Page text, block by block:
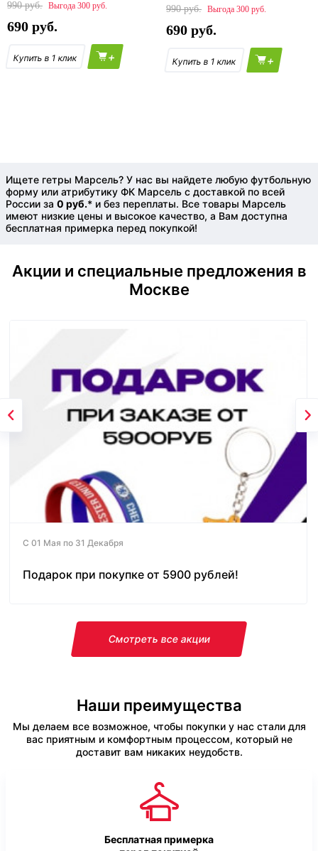
990
300
690
+
990
300
690
+
Ищете гетры Марсель? У нас вы найдете любую футбольную
форму или атрибутику ФК Марсель с доставкой по всей
России за 0 руб.* и без переплаты. Все товары Марсель
имеют низкие цены и высокое качество, а Вам доступна
бесплатная примерка перед покупкой!
Акции и специальные предложения в
Москве
С 01 Мая по 31 Декабря
Подарок при покупке от 5900 рублей!
Смотреть все акции
Наши преимущества
Мы делаем все возможное, чтобы покупки у нас стали для
вас приятным и комфортным процессом, который не
доставит вам никаких неудобств.
Бесплатная примерка